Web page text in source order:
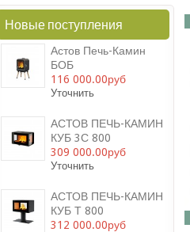
Новые поступления
Астов Печь-Камин
БОБ
116 000.00руб
Уточнить
АСТОВ ПЕЧЬ-КАМИН
КУБ 3С 800
309 000.00руб
Уточнить
АСТОВ ПЕЧЬ-КАМИН
КУБ Т 800
312 000.00руб